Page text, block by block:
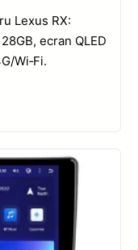
Lexus RX:
ecran QLED
Wi‑Fi.